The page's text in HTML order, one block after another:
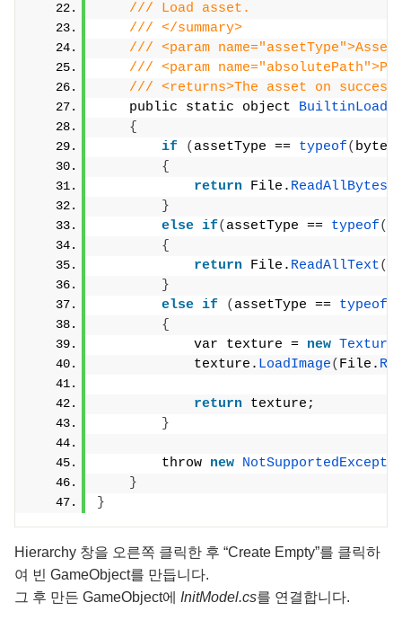
/// Load asset.
/// </summary>
/// <param
/// <param
/// <returns>The asset on
    public static object
{
if
( assetType == typeof( byte
{
return File. ReadAllBytes
}
else if( assetType == typeof(
{
return File. ReadAllText(
}
else if ( assetType == typeof
{
            var texture =
new
            texture.
LoadImage( File.
return texture;
}
        throw
new
}
}
Hierarchy 창을 오른쪽 클릭한 후 “Create Empty”를 클릭하
여 빈 GameObject를 만듭니다.
그 후 만든 GameObject에 InitModel.cs를 연결합니다.